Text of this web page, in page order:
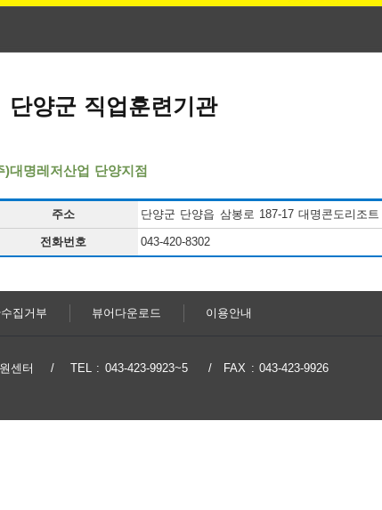
단양군 직업훈련기관
)대명레저산업 단양지점
주소 단양군 단양읍 삼봉로 187-17 대명콘도리조트
전화번호 043-420-8302
집거부 뷰어다운로드 이용안내
센터 TEL : 043-423-9923~5
FAX : 043-423-9926